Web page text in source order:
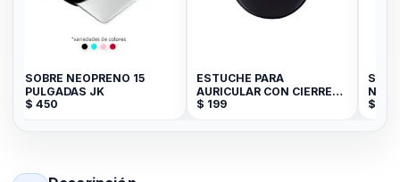
SOBRE NEOPRENO 15
PULGADAS JK
$ 450
ESTUCHE PARA
AURICULAR CON CIERRE
CIRCULAR
$ 199 $